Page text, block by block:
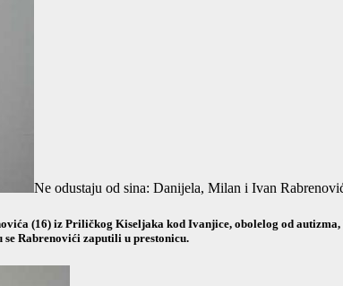
Ne odustaju od sina: Danijela, Milan i Ivan
(16) iz Priličkog Kiseljaka kod Ivanjice, obolelog od autizma,
Rabrenovići zaputili u prestonicu.